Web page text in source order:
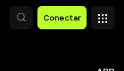
Conectar